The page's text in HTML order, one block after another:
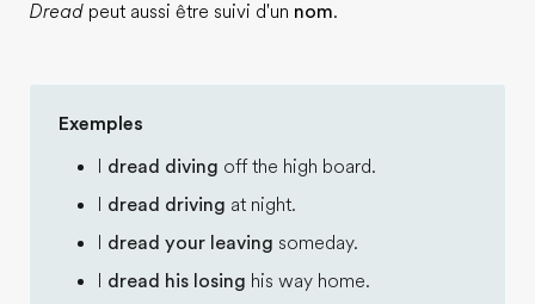
A propos de nous
Dread peut aussi être suivi d'un nom.
Exemples
dread diving off the high board.
dread driving at night.
dread your leaving someday.
dread his losing his way home.